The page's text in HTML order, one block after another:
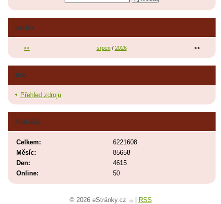
Archiv
<< srpen/ 2026 >>
RSS
Přehled zdrojů
Statistiky
Online: 50
Celkem:
6221608
Měsíc:
85658
Den:
4615
© 2026 eStránky.cz RSS